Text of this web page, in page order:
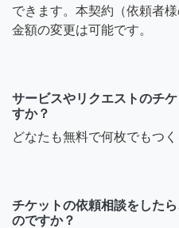
できます。本契約（依頼者
金額の変更は可能です。
サービスやリクエストのチ
すか？
どなたも無料で何枚でもつ
チケットの依頼相談をした
のですか？